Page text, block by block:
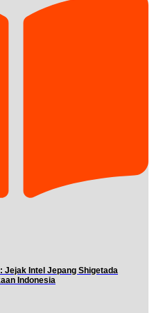
Jejak Intel Jepang Shigetada
Indonesia